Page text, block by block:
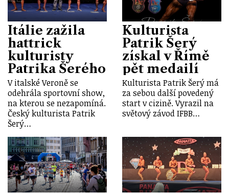
Itálie zažila
hattrick
kulturisty
Patrika Šerého
V italské Veroně se
odehrála sportovní show,
na kterou se nezapomíná.
Český kulturista Patrik
Šerý…
Kulturista
Patrik Šerý
získal v Římě
pět medailí
Kulturista Patrik Šerý má
za sebou další povedený
start v cizině. Vyrazil na
světový závod IFBB…